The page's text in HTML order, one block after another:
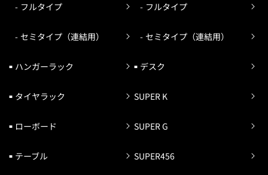
フルタイプ
セミタイプ（連結用）
ハンガーラック
タイヤラック
ローボード
テーブル
フルタイプ
セミタイプ（連結用）
デスク
SUPER K
SUPER G
SUPER456